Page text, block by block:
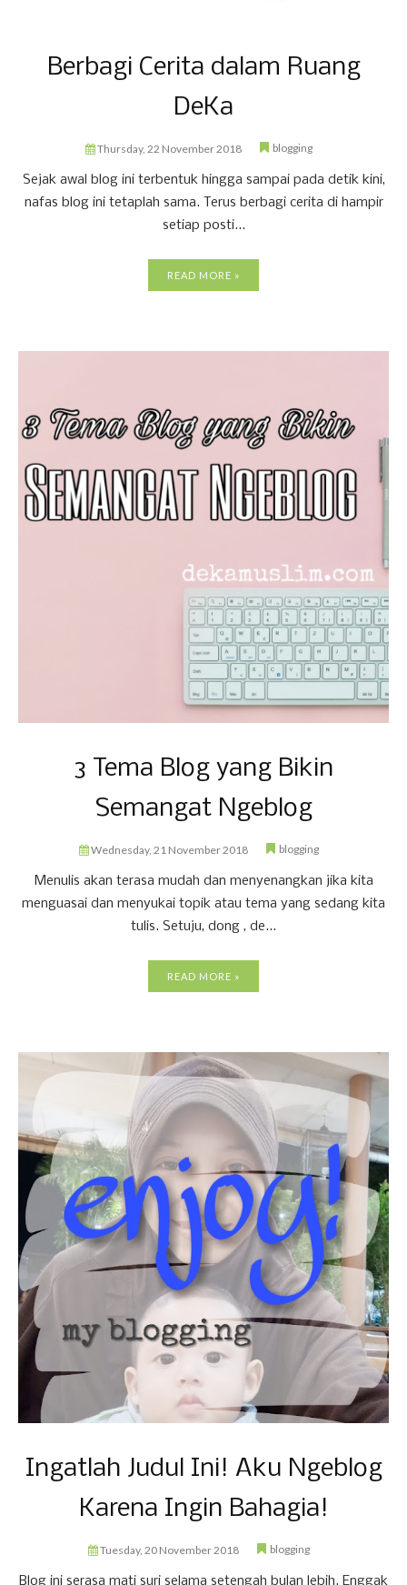
Berbagi Cerita dalam Ruang
DeKa
Thursday, 22 November 2018 blogging
Sejak awal blog ini terbentuk hingga sampai pada detik kini,
nafas blog ini tetaplah sama. Terus berbagi cerita di hampir
setiap posti...
READ MORE »
3 Tema Blog yang Bikin
Semangat Ngeblog
Wednesday, 21 November 2018 blogging
Menulis akan terasa mudah dan menyenangkan jika kita
menguasai dan menyukai topik atau tema yang sedang kita
tulis. Setuju, dong , de...
READ MORE »
Ingatlah Judul Ini! Aku Ngeblog
Karena Ingin Bahagia!
Tuesday, 20 November 2018 blogging
Blog ini serasa mati suri selama setengah bulan lebih. Enggak